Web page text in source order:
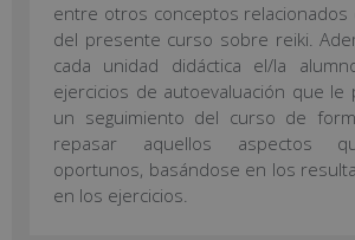
entre otros conceptos relacionados
del presente curso sobre reiki.
cada unidad didáctica el/la
ejercicios de autoevaluación que le
un seguimiento del curso de
repasar aquellos aspectos
oportunos, basándose en los
en los ejercicios.